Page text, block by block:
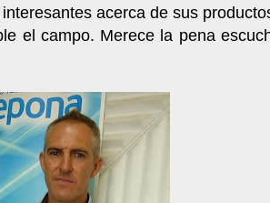
acerca de sus
el campo. Merece la pena